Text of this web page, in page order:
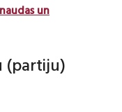
un
(partiju)